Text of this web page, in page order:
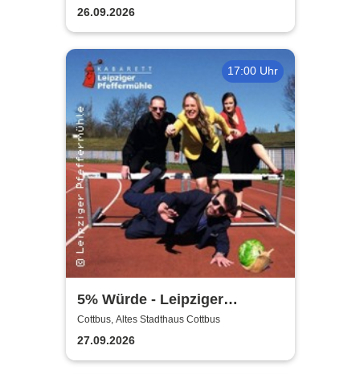
26.09.2026
17:00 Uhr
5% Würde - Leipziger
Pfeffermühle
Cottbus, Altes Stadthaus Cottbus
27.09.2026